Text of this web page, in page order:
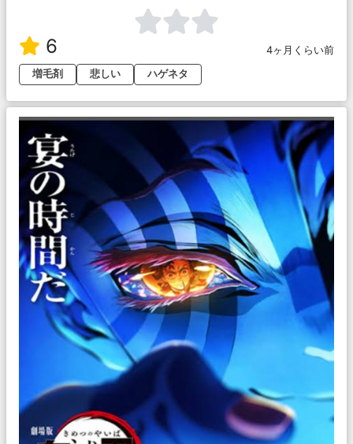
6
4ヶ月くらい前
増毛剤
悲しい ハゲネタ